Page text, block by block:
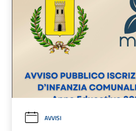
AVVISI